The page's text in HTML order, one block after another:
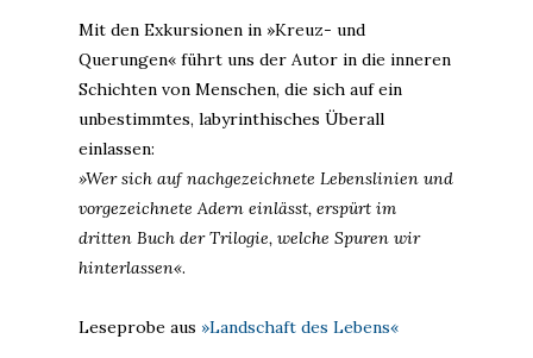
Mit den Exkursionen in »Kreuz- und
Querungen« führt uns der Autor in die inneren
Schichten von Menschen, die sich auf ein
unbestimmtes, labyrinthisches Überall
einlassen:
»Wer sich auf nachgezeichnete Lebenslinien und
vorgezeichnete Adern einlässt, erspürt im
dritten Buch der Trilogie, welche Spuren wir
hinterlassen«.
Leseprobe aus »Landschaft des Lebens«